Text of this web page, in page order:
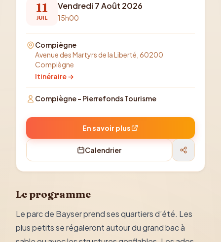
11
JUIL
Vendredi 7 Août 2026
15h00
Compiègne
Avenue des Martyrs de la Liberté, 60200
Compiègne
Itinéraire →
Compiègne - Pierrefonds Tourisme
En savoir plus
Calendrier
Le programme
Le parc de Bayser prend ses quartiers d’été. Les
plus petits se régaleront autour du grand bac à